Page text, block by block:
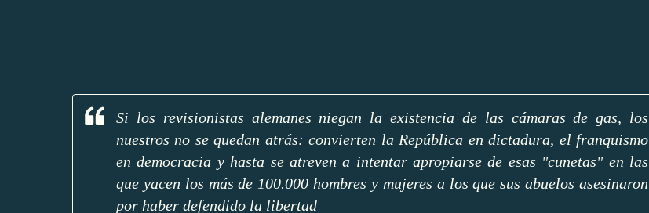
Si los revisionistas alemanes niegan la existencia de las cámaras de gas, los
nuestros no se quedan atrás: convierten la República en dictadura, el franquismo
en democracia y hasta se atreven a intentar apropiarse de esas "cunetas" en las
que yacen los más de 100.000 hombres y mujeres a los que sus abuelos asesinaron
por haber defendido la libertad